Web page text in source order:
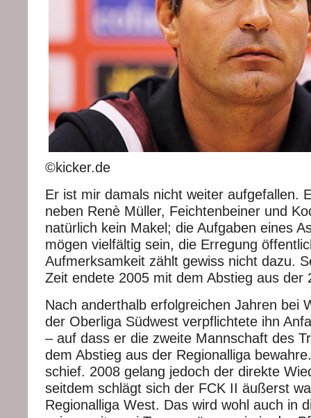
©kicker.de
Er ist mir damals nicht weiter aufgefallen.
neben Renè Müller, Feichtenbeiner und
natürlich kein Makel; die Aufgaben eines
mögen vielfältig sein, die Erregung
Aufmerksamkeit zählt gewiss nicht dazu.
Zeit endete 2005 mit dem Abstieg aus der
Nach anderthalb erfolgreichen Jahren bei
der Oberliga Südwest verpflichtete ihn
– auf dass er die zweite Mannschaft des
dem Abstieg aus der Regionalliga
schief. 2008 gelang jedoch der direkte
seitdem schlägt sich der FCK II äußerst
Regionalliga West. Das wird wohl auch in